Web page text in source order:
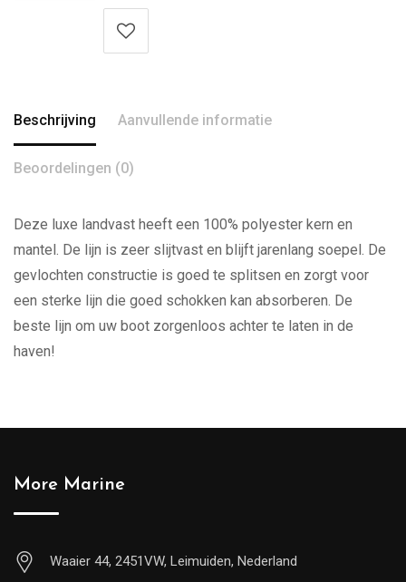
Beschrijving Aanvullende informatie
Beoordelingen (0)
Deze luxe landvast heeft een 100% polyester kern en
mantel. De lijn is zeer slijtvast en blijft jarenlang soepel. De
gevlochten constructie is goed te splitsen en zorgt voor
een sterke lijn die goed schokken kan absorberen. De
beste lijn om uw boot zorgenloos achter te laten in de
haven!
More Marine
Waaier 44, 2451VW, Leimuiden, Nederland